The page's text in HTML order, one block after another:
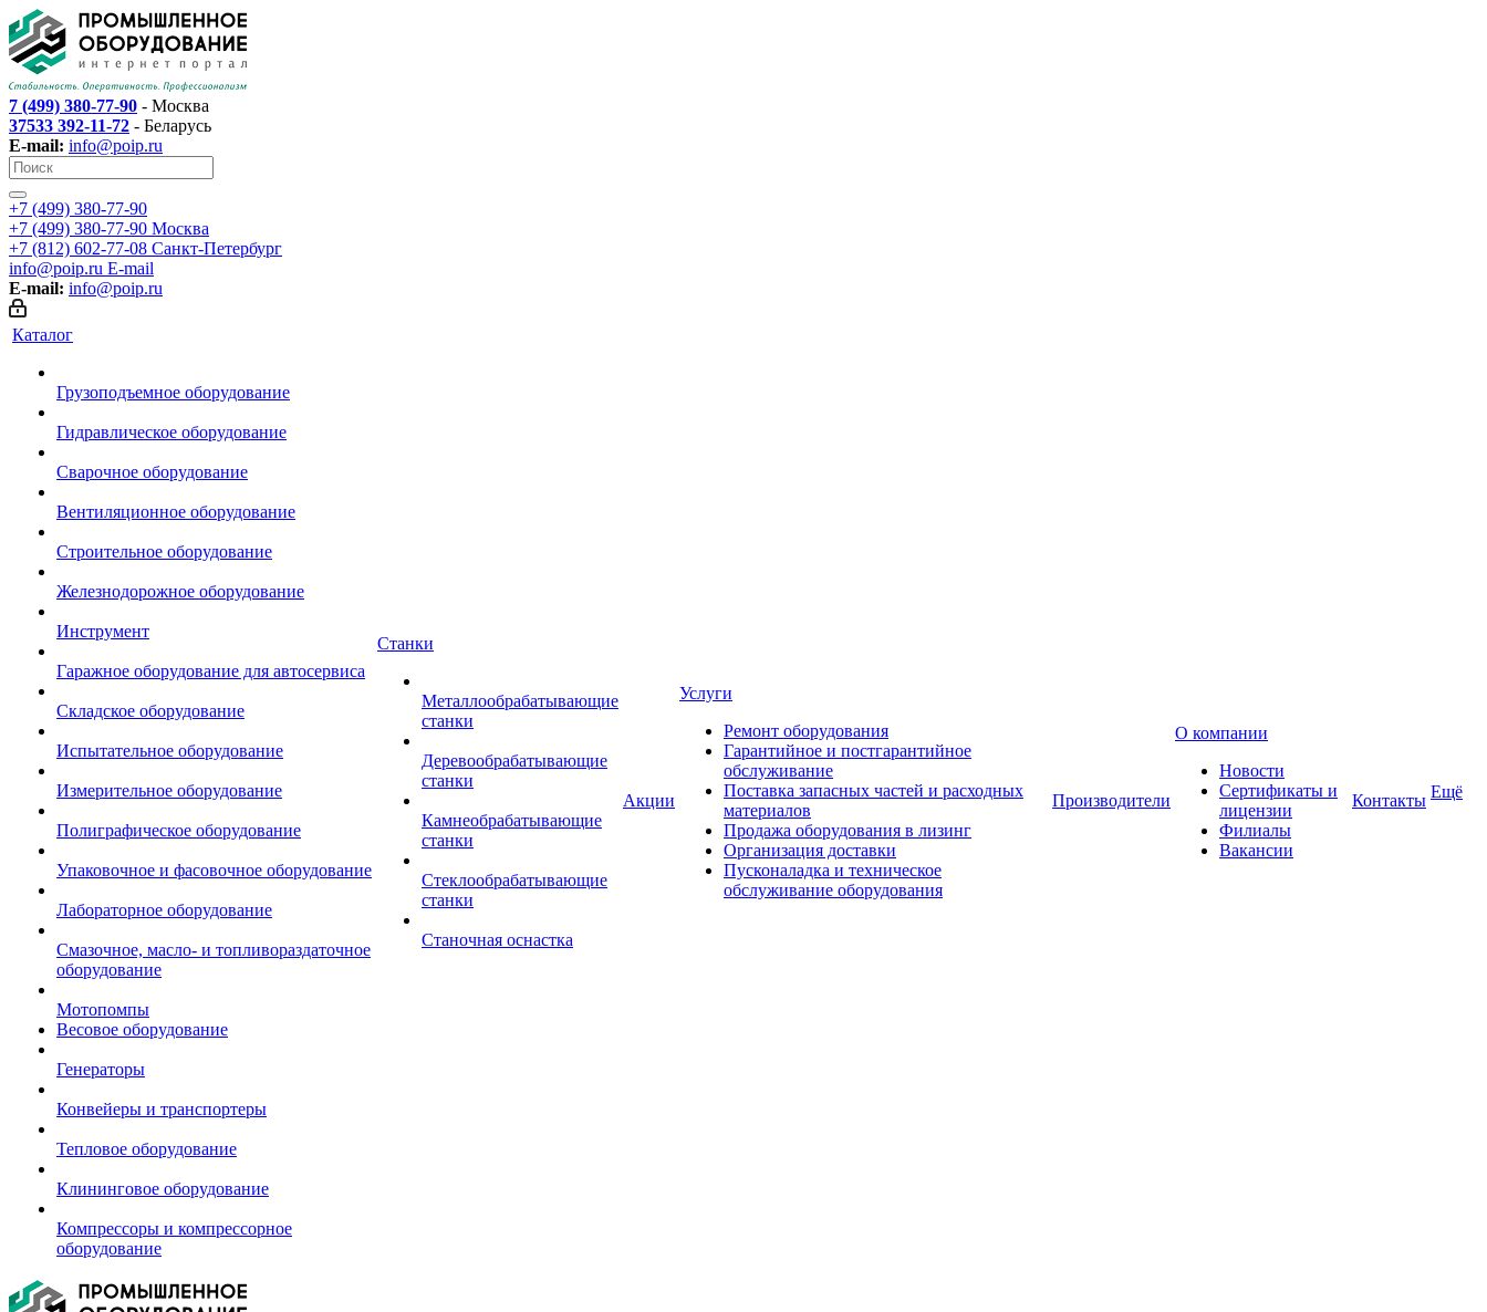
7 (499) 380-77-90 - Москва
37533 392-11-72 - Беларусь
E-mail: info@poip.ru
+7 (499) 380-77-90
+7 (499) 380-77-90 Москва
+7 (812) 602-77-08 Санкт-Петербург
info@poip.ru E-mail
E-mail: info@poip.ru
Каталог
Грузоподъемное оборудование
Гидравлическое оборудование
Сварочное оборудование
Вентиляционное оборудование
Строительное оборудование
Железнодорожное оборудование
Инструмент
Гаражное оборудование для автосервиса
Складское оборудование
Испытательное оборудование
Измерительное оборудование
Полиграфическое оборудование
Упаковочное и фасовочное оборудование
Лабораторное оборудование
Смазочное, масло- и топливораздаточное
оборудование
Мотопомпы
Весовое оборудование
Генераторы
Конвейеры и транспортеры
Тепловое оборудование
Клининговое оборудование
Компрессоры и компрессорное
оборудование
Станки
Металлообрабатывающие
станки
Деревообрабатывающие
станки
Камнеобрабатывающие
станки
Стеклообрабатывающие
станки
Станочная оснастка
Акции
Услуги
Ремонт оборудования
Гарантийное и постгарантийное
обслуживание
Поставка запасных частей и расходных
материалов
Продажа оборудования в лизинг
Организация доставки
Пусконаладка и техническое
обслуживание оборудования
Производители
О компании
Новости
Сертификаты и
лицензии
Филиалы
Вакансии
Контакты Ещё